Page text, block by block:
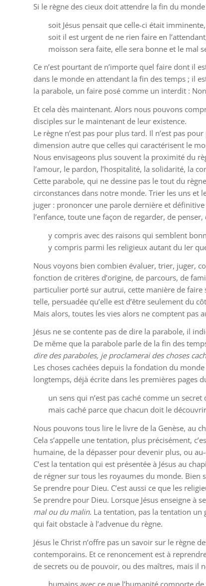
Si le règne des cieux doit attendre la fin du
soit Jésus pensait que celle-ci était
soit il est urgent de ne rien faire en
moisson sera faite, elle sera bonne et le mal
Ce n’est pourtant de n’importe quel faire dont il
dans le monde en attendant la fin des temps ; il
la parabole, un faire posé comme un interdit :
Et cela dès maintenant. Alors nous pouvons
disciples sur le maintenant de leur existence.
Le règne n’est pas pour plus tard. Il n’est pas
dimension autre que celles qui caractérisent le
Nous envisageons plus souvent la proximité du
l’amour, le pardon, l’hospitalité, la solidarité, la
Cette parabole, qui ne dessine pas le tout du
circonstances dans notre monde. Trier les uns et
juger : prononcer une parole dernière et
l’enfance, toute une façon de regarder, de
y compris avec des raisons qui semblent
y compris parmi les religieux autant du Ier
Nous voyons bien combien évaluer, trier, juger,
fonction de critères d’origine, de parcours, de
particulier porté sur autrui, cette manière de
telle, persuadée qu’elle est d’être seulement du
Mais alors, toutes les vies alors ne comptent pas
Jésus ne se contente pas de dire la parabole, il
De même que la parabole parle de la fin des
dire des paraboles, je proclamerai des choses
Les choses cachées depuis la fondation du
longtemps, déjà écrite dans les premières pages
un sens qui n’est pas caché comme un
mais caché parce que chacun doit le
Nous pouvons tous lire le livre de la Genèse, au
Cela s’appelle une tentation, plus précisément,
humaine, de la dépasser pour devenir plus, ou
C’est la tentation qui est présentée à Jésus au
de régner sur tous les royaumes du monde. Bien
Se prendre pour Dieu. C’est aussi ce que les
Se prendre pour Dieu. Lorsque Jésus enseigne à
mal ou du malin. La tentation, pas la tentation
qui fait obstacle à l’advenue du règne.
Jésus le Christ n’offre pas un savoir sur le règne
contemporains. Et ce renoncement est à
de secrets ou de pouvoir, ou des maîtres, mais il